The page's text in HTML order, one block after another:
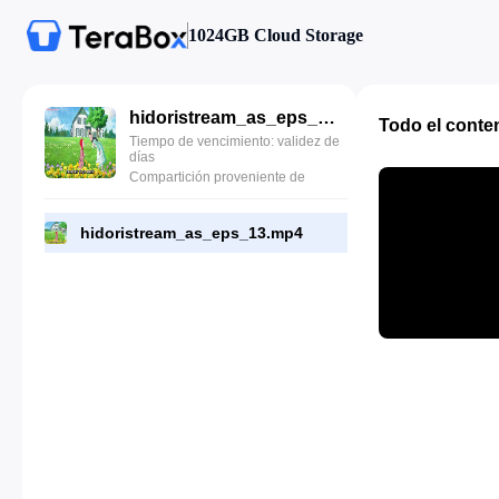
1024GB Cloud Storage
hidoristream_as_eps_13.mp4
Tiempo de vencimiento: validez de
días
Compartición proveniente de
hidoristream_as_eps_13.mp4
Todo el